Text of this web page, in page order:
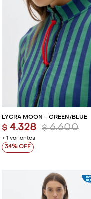
LYCRA MOON - GREEN/BLUE
+ 1 variantes
$ 4.328 $ 6.600
34